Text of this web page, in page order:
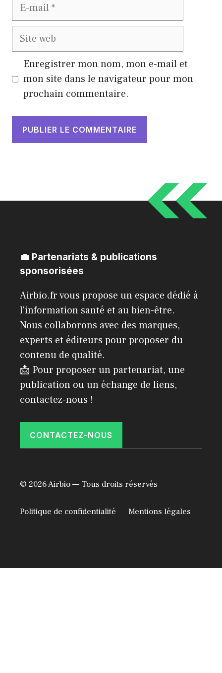
Site
Enregistrer mon nom, mon e-mail et
mon site dans le navigateur pour mon
prochain commentaire.
💼 Partenariats & publications
sponsorisées
Airbio.fr vous propose un espace dédié à
l'information santé et au bien-être.
Nous collaborons avec des marques,
experts et éditeurs pour proposer du
contenu de qualité.
📩 Pour proposer un partenariat, une
publication ou un échange de liens,
contactez-nous !
CONTACTEZ-NOUS
© 2026 Airbio — Tous droits réservés
Politique de confidentialité Mentions légales